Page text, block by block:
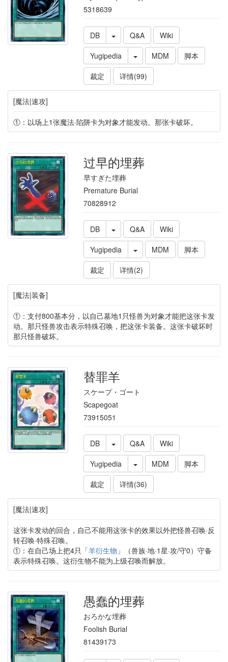
5318639
DB Q&A
Wiki
Yugipedia
MDM
脚本
裁定
详情(99)
[魔法|速攻]
①：以场上1张魔法·陷阱卡为对象才能发动。那张卡破坏。
过早的埋葬
早すぎた埋葬
Premature Burial
70828912
DB Q&A
Wiki
Yugipedia
MDM
脚本
裁定
详情(2)
[魔法|装备]
①：支付800基本分，以自己墓地1只怪兽为对象才能把这张卡发
动。那只怪兽攻击表示特殊召唤，把这张卡装备。这张卡破坏时
那只怪兽破坏。
替罪羊
スケープ・ゴート
Scapegoat
73915051
DB Q&A
Wiki
Yugipedia
MDM
脚本
裁定
详情(36)
[魔法|速攻]
这张卡发动的回合，自己不能用这张卡的效果以外把怪兽召唤·反
转召唤·特殊召唤。
①：在自己场上把4只「羊衍生物 」（兽族·地·1星·攻/守0）守备
表示特殊召唤。这衍生物不能为上级召唤而解放。
愚蠢的埋葬
おろかな埋葬
Foolish Burial
81439173